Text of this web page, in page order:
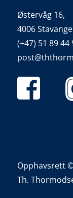
Østervåg 16,
4006
(+47) 51 89 44
Opphavsrett
Th.